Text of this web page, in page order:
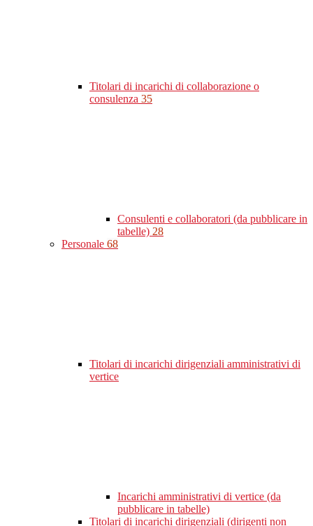
Titolari di incarichi di collaborazione o
consulenza 35
Consulenti e collaboratori (da pubblicare in
tabelle) 28
Personale 68
Titolari di incarichi dirigenziali amministrativi di
vertice
Incarichi amministrativi di vertice (da
pubblicare in tabelle)
Titolari di incarichi dirigenziali (dirigenti non